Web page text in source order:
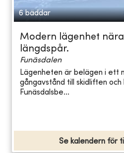
6 bäddar
Modern lägenhet
längdspår.
Funäsdalen
Lägenheten är belägen i ett
gångavstånd till skidliften och
Funäsdalsbe...
Se kalendern för